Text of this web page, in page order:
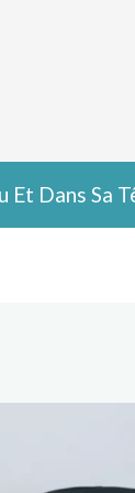
Et Dans Sa